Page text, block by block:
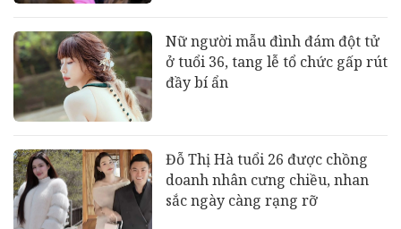
Nữ người mẫu đình đám đột tử
ở tuổi 36, tang lễ tổ chức gấp rút
đầy bí ẩn
Đỗ Thị Hà tuổi 26 được chồng
doanh nhân cưng chiều, nhan
sắc ngày càng rạng rỡ